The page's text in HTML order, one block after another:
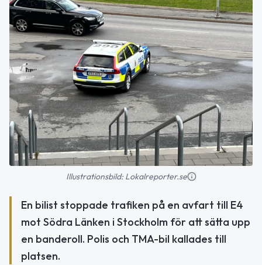
Illustrationsbild: Lokalreporter.se
En bilist stoppade trafiken på en avfart till E4
mot Södra Länken i Stockholm för att sätta upp
en banderoll. Polis och TMA-bil kallades till
platsen.